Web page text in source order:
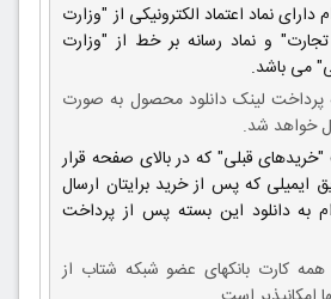
نماد اعتماد الکترونیکی از "وزارت
و نماد رسانه بر خط از "وزارت
می باشد.
پرداخت لینک دانلود محصول به صورت
خواهد شد.
قبلی" که در بالای صفحه قرار
ایمیلی که پس از خرید برایتان ارسال
به دانلود این بسته پس از پرداخت
همه کارت بانکهای عضو شبکه شتاب از